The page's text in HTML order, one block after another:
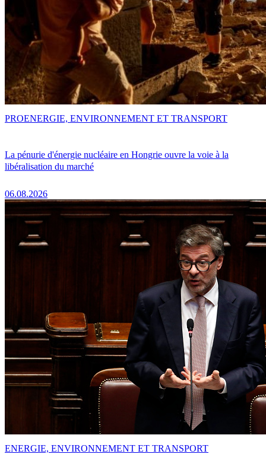
La pénurie d'énergie nucléaire en Hongrie ouvre la voie à la
libéralisation du marché
06.08.2026
PROENERGIE, ENVIRONNEMENT ET TRANSPORT
ENERGIE, ENVIRONNEMENT ET TRANSPORT